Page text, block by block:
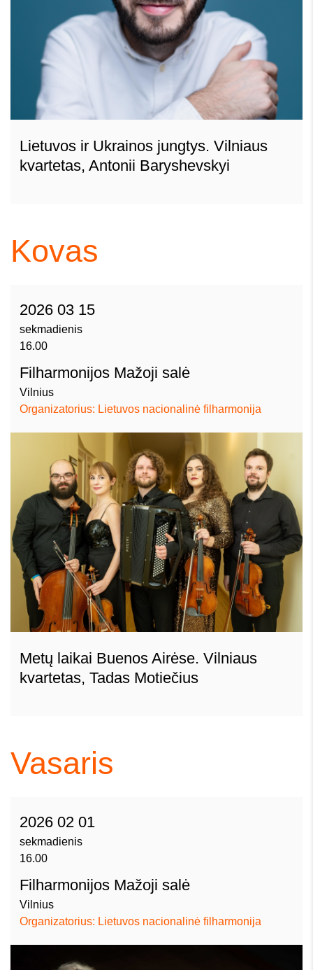
Lietuvos ir Ukrainos jungtys. Vilniaus
kvartetas, Antonii Baryshevskyi
Kovas
2026 03 15
sekmadienis
16.00
Filharmonijos Mažoji salė
Vilnius
Organizatorius: Lietuvos nacionalinė filharmonija
Metų laikai Buenos Airėse. Vilniaus
kvartetas, Tadas Motiečius
Vasaris
2026 02 01
sekmadienis
16.00
Filharmonijos Mažoji salė
Vilnius
Organizatorius: Lietuvos nacionalinė filharmonija